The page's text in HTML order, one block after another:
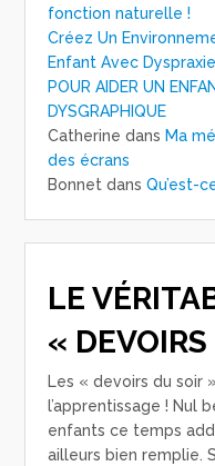
fonction naturelle !
Créez Un
Enfant Avec
POUR AIDER UN
DYSGRAPHIQUE
Catherine dans Ma
des écrans
Bonnet dansQu’est-
LE
«
Les « devoirs du soir
l’apprentissage ! Nul
enfants ce temps
ailleurs bien remplie.